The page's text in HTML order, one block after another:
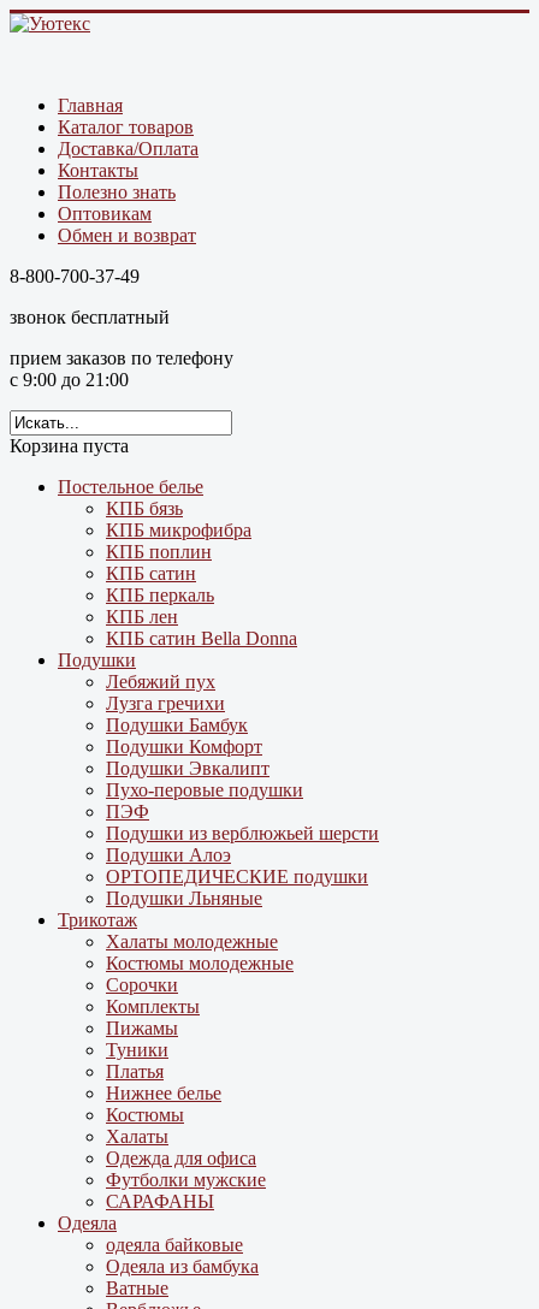
Главная
Каталог товаров
Доставка/Оплата
Контакты
Полезно знать
Оптовикам
Обмен и возврат
8-800-700-37-49
звонок бесплатный
прием заказов по телефону
с 9:00 до 21:00
Корзина пуста
Постельное белье
КПБ бязь
КПБ микрофибра
КПБ поплин
КПБ сатин
КПБ перкаль
КПБ лен
КПБ сатин Bella Donna
Подушки
Лебяжий пух
Лузга гречихи
Подушки Бамбук
Подушки Комфорт
Подушки Эвкалипт
Пухо-перовые подушки
ПЭФ
Подушки из верблюжьей шерсти
Подушки Алоэ
ОРТОПЕДИЧЕСКИЕ подушки
Подушки Льняные
Трикотаж
Халаты молодежные
Костюмы молодежные
Сорочки
Комплекты
Пижамы
Туники
Платья
Нижнее белье
Костюмы
Халаты
Одежда для офиса
Футболки мужские
САРАФАНЫ
Одеяла
одеяла байковые
Одеяла из бамбука
Ватные